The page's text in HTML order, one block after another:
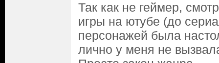
Так как не геймер,
игры на ютубе (до
персонажей была
лично у меня не